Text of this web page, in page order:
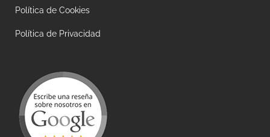
Política de Cookies
Política de Privacidad